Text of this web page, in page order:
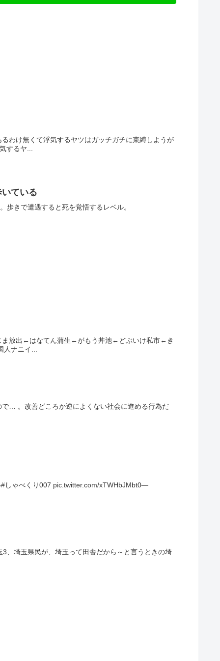
わけ無くて浮気するヤツはガッチガチに束縛しようが
するヤ...
ている
歩きで遭遇すると死を覚悟するレベル。
放出←はなてん蒲生←がもう丼池←どぶいけ私市←き
ナニイ...
… 。改善どころか逆によくない社会に進める行為だ
しゃべくり007 pic.twitter.com/xTWHbJMbt0—
、埼玉県民が、埼玉って田舎だから～と言うときの埼